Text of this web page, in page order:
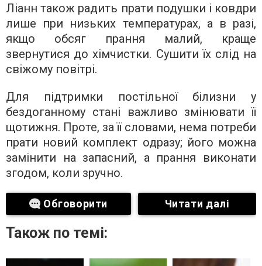
Ліанн також радить прати подушки і ковдри
лише при низьких температурах, а в разі,
якщо обсяг прання малий, краще
звернутися до хімчистки. Сушити їх слід на
свіжому повітрі.
Для підтримки постільної білизни у
бездоганному стані важливо змінювати її
щотижня. Проте, за її словами, нема потреби
прати новий комплект одразу; його можна
замінити на запасний, а прання виконати
згодом, коли зручно.
Обговорити Читати далі
Також по темі: